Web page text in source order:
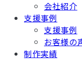
会社紹介
支援事例
支援事例
お客様の
制作実績